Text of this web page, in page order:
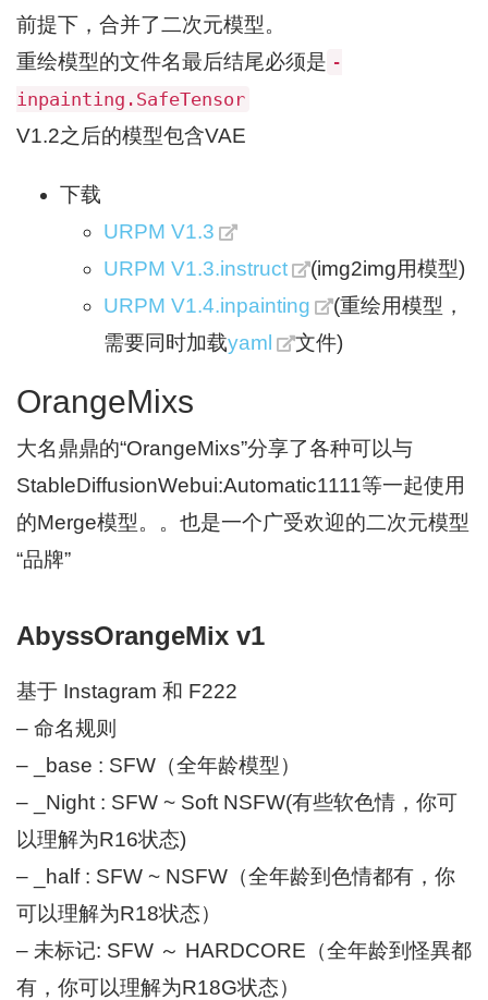
前提下，合并了二次元模型。
重绘模型的文件名最后结尾必须是 -
inpainting.SafeTensor
V1.2之后的模型包含VAE
下载
URPM V1.3
URPM V1.3.instruct
(img2img用模型)
URPM V1.4.inpainting
(重绘用模型，
需要同时加载yaml 文件)
OrangeMixs
大名鼎鼎的“OrangeMixs”分享了各种可以与
StableDiffusionWebui:Automatic1111等一起使用
的Merge模型。。也是一个广受欢迎的二次元模型
“品牌”
AbyssOrangeMix v1
基于 Instagram 和 F222
– 命名规则
– _base : SFW（全年龄模型）
– _Night : SFW ~ Soft NSFW(有些软色情，你可
以理解为R16状态)
– _half : SFW ~ NSFW（全年龄到色情都有，你
可以理解为R18状态）
– 未标记: SFW ～ HARDCORE（全年龄到怪異都
有，你可以理解为R18G状态）